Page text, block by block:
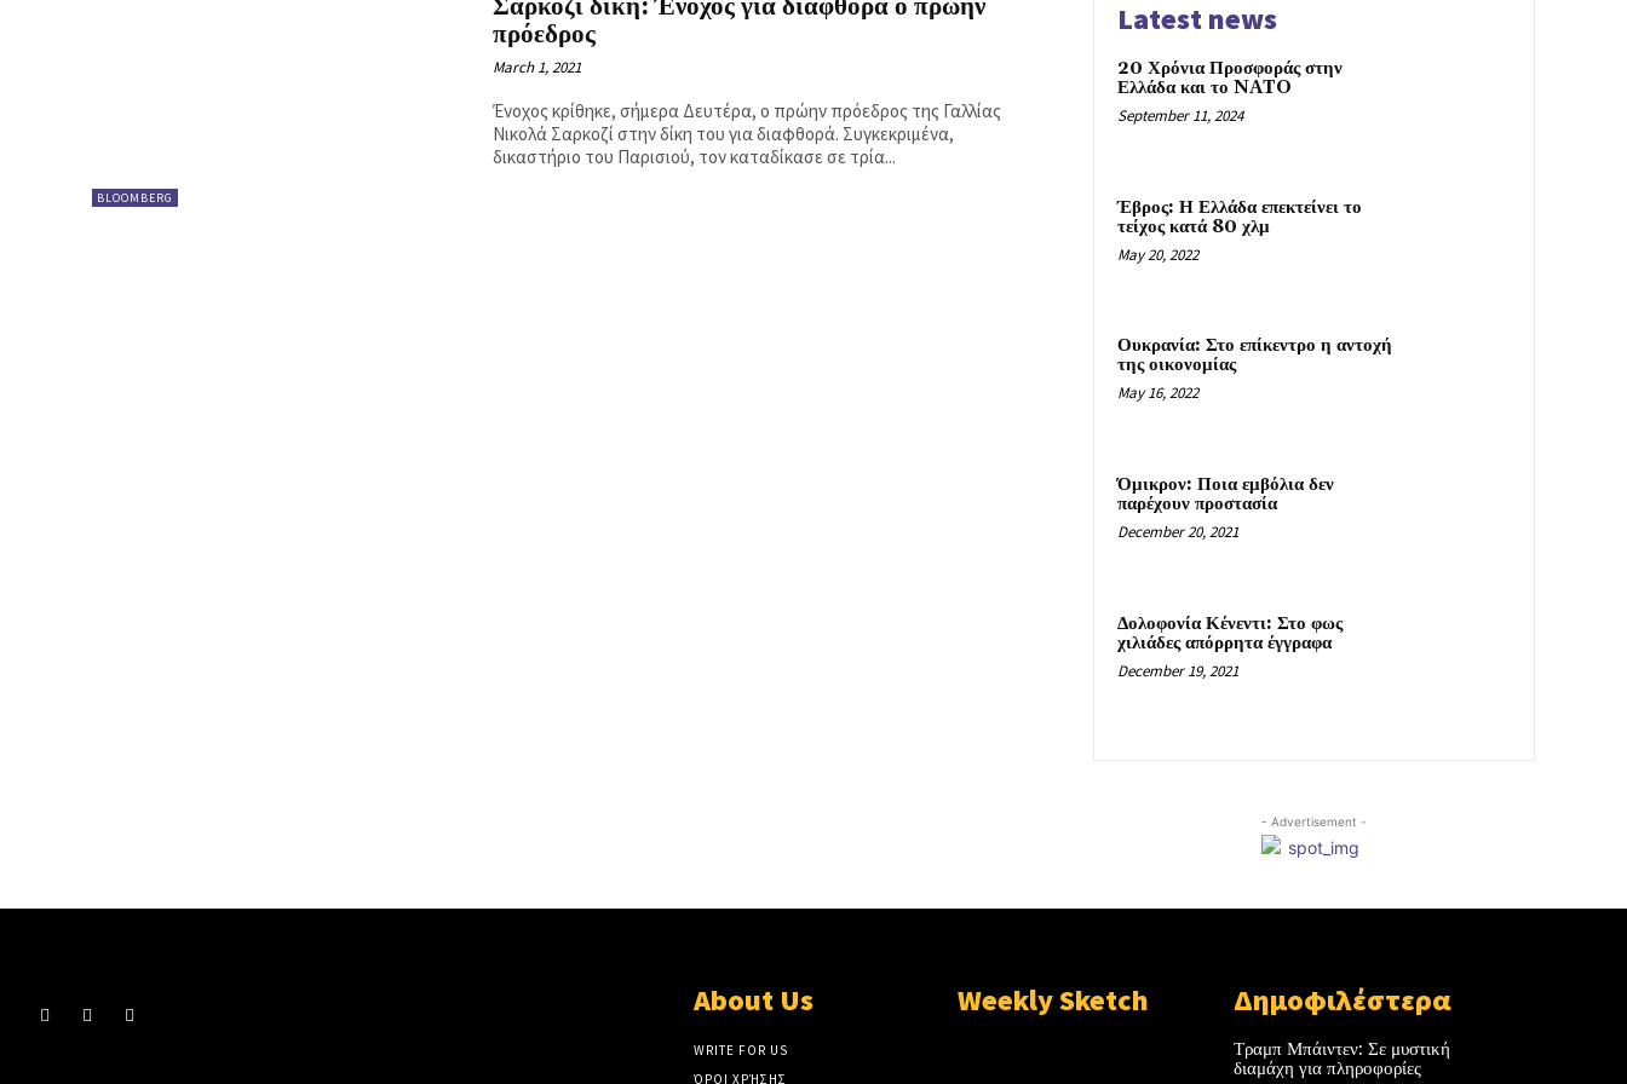
BLOOMBERG
Σαρκοζί δίκη: Ένοχος για διαφθορά ο πρώην
πρόεδρος
March 1, 2021
Ένοχος κρίθηκε, σήμερα Δευτέρα, ο πρώην πρόεδρος της Γαλλίας
Νικολά Σαρκοζί στην δίκη του για διαφθορά. Συγκεκριμένα,
δικαστήριο του Παρισιού, τον καταδίκασε σε τρία...
Latest news
20 Χρόνια Προσφοράς στην
Ελλάδα και το NATO
September 11, 2024
Έβρος: Η Ελλάδα επεκτείνει το
τείχος κατά 80 χλμ
May 20, 2022
Ουκρανία: Στο επίκεντρο η αντοχή
της οικονομίας
May 16, 2022
Όμικρον: Ποια εμβόλια δεν
παρέχουν προστασία
December 20, 2021
Δολοφονία Κένεντι: Στο φως
χιλιάδες απόρρητα έγγραφα
December 19, 2021
- Advertisement -
About Us
WRITE FOR US
ΌΡΟΙ ΧΡΉΣΗΣ
Weekly Sketch Δημοφιλέστερα
Τραμπ Μπάιντεν: Σε μυστική
διαμάχη για πληροφορίες